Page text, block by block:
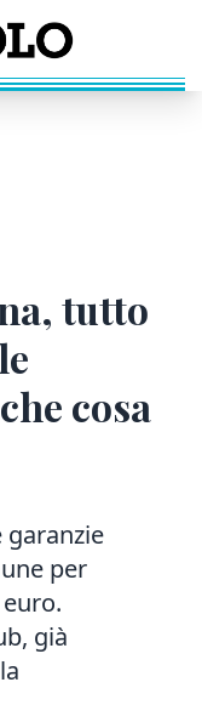
tutto
cosa
garanzie
per
già